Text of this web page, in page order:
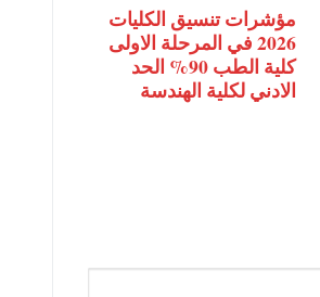
مؤشرات تنسيق الكليات
2026 في المرحلة الاولى
كلية الطب 90% الحد
الادني لكلية الهندسة